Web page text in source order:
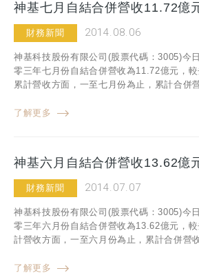
神基七月自結合併營收11.72億
財務新聞 2014.08.06
神基科技股份有限公司(股票代碼：3005)今
零三年七月份自結合併營收為11.72億元，較
累計營收方面，一至七月份為止，累計合併
了解更多
神基六月自結合併營收13.62億
財務新聞 2014.07.07
神基科技股份有限公司(股票代碼：3005)今
零三年六月份自結合併營收為13.62億元，
計營收方面，一至六月份為止，累計合併營
了解更多